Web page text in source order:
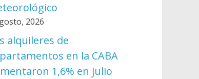
2026
alquileres de
en la CABA
1,6% en julio